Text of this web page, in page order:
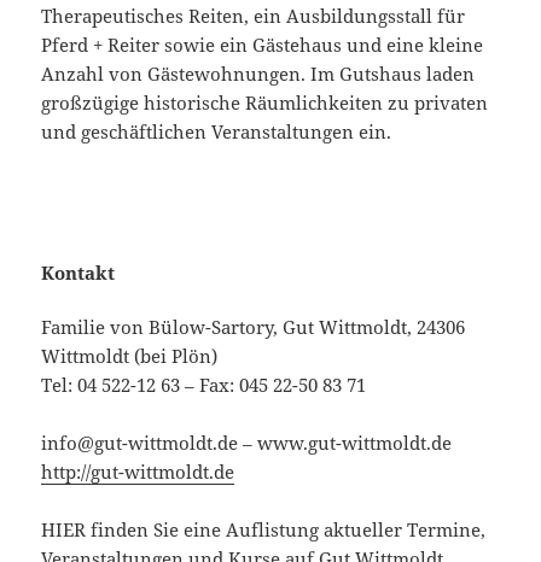
Therapeutisches Reiten, ein Ausbildungsstall für
Pferd + Reiter sowie ein Gästehaus und eine kleine
Anzahl von Gästewohnungen. Im Gutshaus laden
großzügige historische Räumlichkeiten zu privaten
und geschäftlichen Veranstaltungen ein.
Kontakt
Familie von Bülow-Sartory, Gut Wittmoldt, 24306
Wittmoldt (bei Plön)
Tel: 04 522-12 63 – Fax: 045 22-50 83 71
info@gut-wittmoldt.de – www.gut-wittmoldt.de
http://gut-wittmoldt.de
HIER finden Sie eine Auflistung aktueller Termine,